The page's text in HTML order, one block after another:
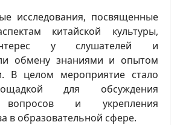
исследования, посвященные
китайской культуры,
у слушателей и
обмену знаниями и опытом
В целом мероприятие стало
для обсуждения
вопросов и укрепления
в образовательной сфере.